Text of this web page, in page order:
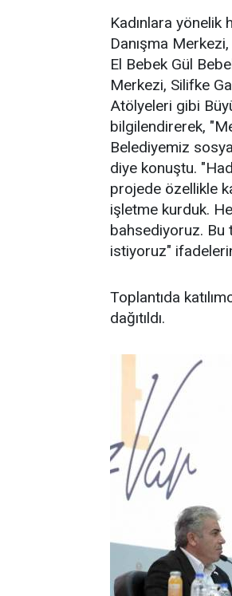
Kadınlara yönelik
Danışma
El Bebek Gül
Merkezi, Silifke
Atölyeleri gibi
bilgilendirerek,
Belediyemiz
diye konuştu.
projede özellikle
işletme kurduk.
bahsediyoruz. Bu
istiyoruz"
Toplantıda
dağıtıldı.